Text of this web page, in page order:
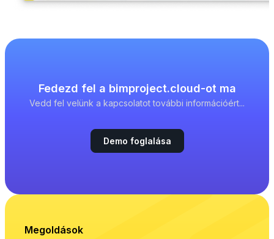
Fedezd fel a bimproject.cloud-ot ma
Vedd fel velünk a kapcsolatot további információért...
Demo foglalása
Megoldások